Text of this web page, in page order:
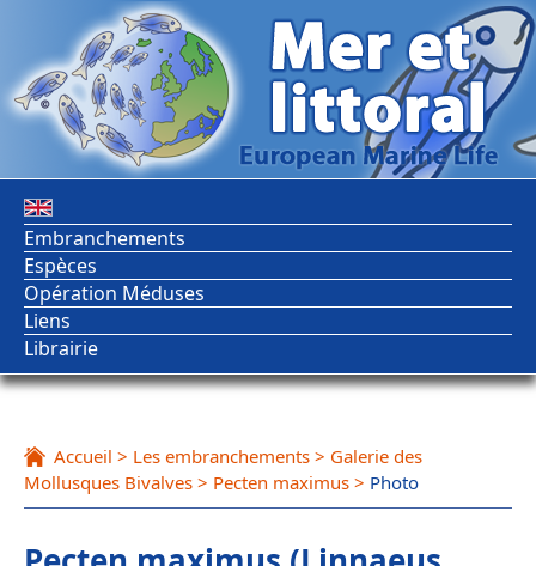
Embranchements
Espèces
Opération Méduses
Liens
Librairie
Accueil > Les embranchements > Galerie des
Mollusques Bivalves > Pecten maximus > Photo